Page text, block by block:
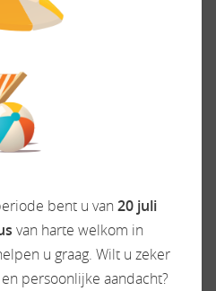
geschreven.
zonder bijkomende
tenzij anders
WWW.CAMPERDREAM.NL
Rapido, Dreamer &
Keuken
bent u van 20 juli
van harte welkom in
u graag. Wilt u zeker
persoonlijke aandacht?